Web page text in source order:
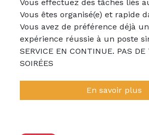
Capacité à travailler en
équipe
Conditions :
Poste debout en continu
Travail en journée sans coupure
Vous effectuez des tâches liés
Vous êtes organisé(e) et rapide
Vous avez de préférence déjà
expérience réussie à un poste
SERVICE EN CONTINUE. PAS DE
SOIRÉES
Poste à pourvoir dès que possible
En savoir plus